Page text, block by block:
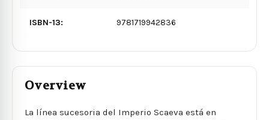
ISBN-13: 9781719942836
Overview
La línea sucesoria del Imperio Scaeva está en